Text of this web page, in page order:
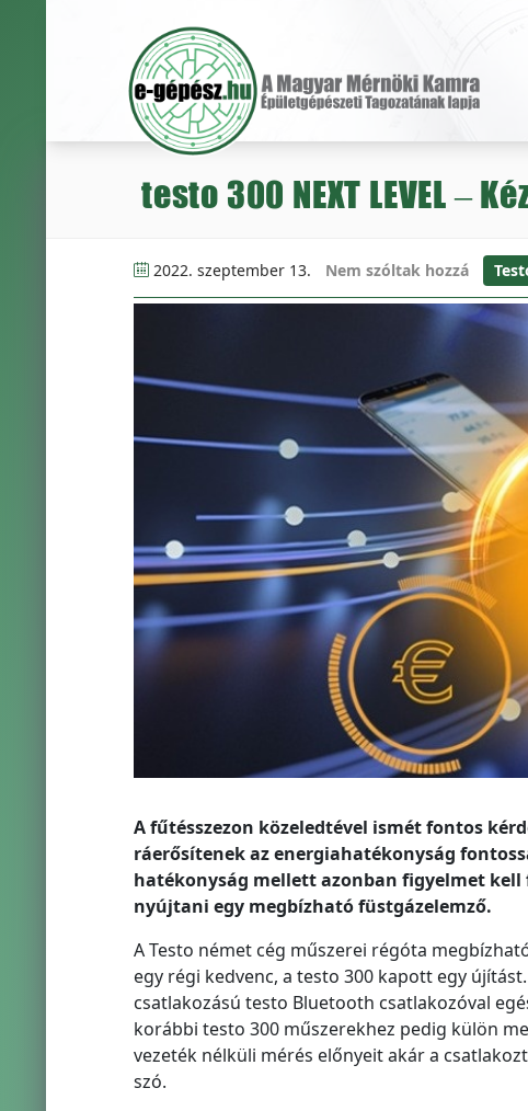
testo 300 NEXT LEVEL –
2022. szeptember 13. Nem szóltak hozzá
A fűtésszezon közeledtével ismét fontos
ráerősítenek az energiahatékonyság
hatékonyság mellett azonban figyelmet
nyújtani egy megbízható füstgázelemző.
A Testo német cég műszerei régóta
egy régi kedvenc, a testo 300 kapott egy
csatlakozású testo Bluetooth csatlakozóval
korábbi testo 300 műszerekhez pedig külön
vezeték nélküli mérés előnyeit akár a
szó.